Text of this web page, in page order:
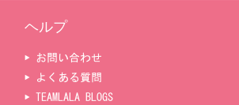
ヘルプ
▶ お問い合わせ
▶ よくある質問
▶ TEAMLALA BLOGS